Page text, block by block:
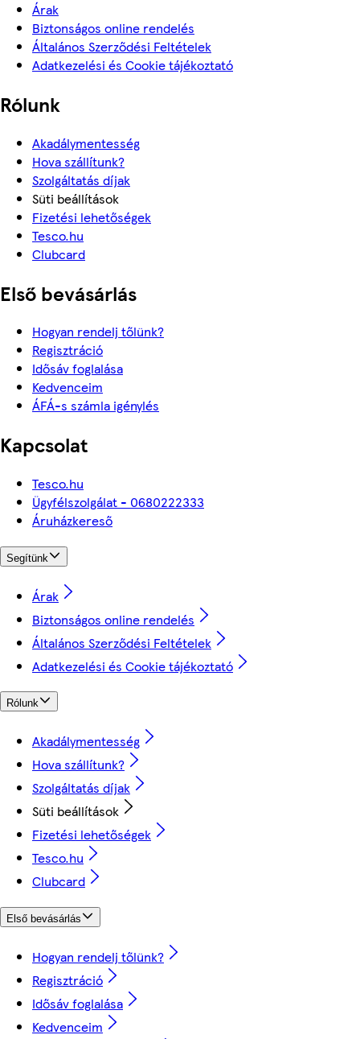
Árak
Biztonságos online rendelés
Általános Szerződési Feltételek
Adatkezelési és Cookie tájékoztató
Rólunk
Akadálymentesség
Hova szállítunk?
Szolgáltatás díjak
Süti beállítások
Fizetési lehetőségek
Tesco.hu
Clubcard
Első bevásárlás
Hogyan rendelj tőlünk?
Regisztráció
Idősáv foglalása
Kedvenceim
ÁFÁ-s számla igénylés
Kapcsolat
Tesco.hu
Ügyfélszolgálat - 0680222333
Áruházkereső
Segítünk
Árak
Biztonságos online rendelés
Általános Szerződési Feltételek
Adatkezelési és Cookie tájékoztató
Rólunk
Akadálymentesség
Hova szállítunk?
Szolgáltatás díjak
Süti beállítások
Fizetési lehetőségek
Tesco.hu
Clubcard
Első bevásárlás
Hogyan rendelj tőlünk?
Regisztráció
Idősáv foglalása
Kedvenceim